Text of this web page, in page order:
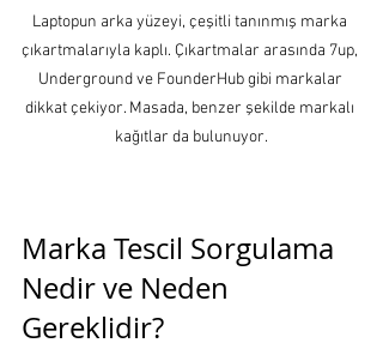
Laptopun arka yüzeyi, çeşitli tanınmış marka
çıkartmalarıyla kaplı. Çıkartmalar arasında 7up,
Underground ve FounderHub gibi markalar
dikkat çekiyor. Masada, benzer şekilde markalı
kağıtlar da bulunuyor.
Marka Tescil Sorgulama
Nedir ve Neden
Gereklidir?